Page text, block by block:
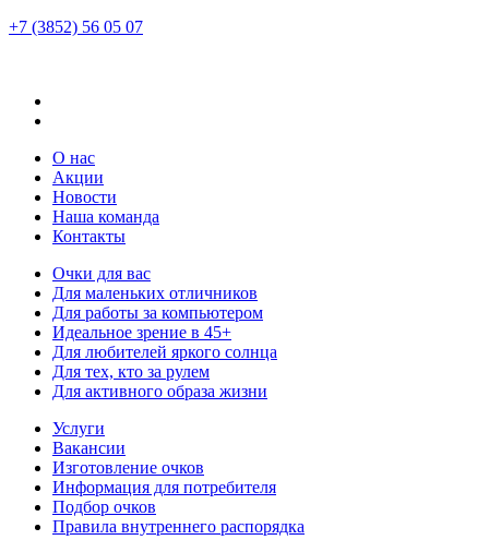
+7 (3852) 56 05 07
О нас
Акции
Новости
Наша команда
Контакты
Очки для вас
Для маленьких отличников
Для работы за компьютером
Идеальное зрение в 45+
Для любителей яркого солнца
Для тех, кто за рулем
Для активного образа жизни
Услуги
Вакансии
Изготовление очков
Информация для потребителя
Подбор очков
Правила внутреннего распорядка